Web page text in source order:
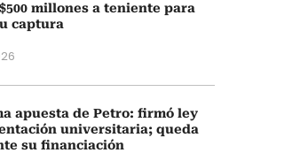
millones a teniente para
captura
apuesta de Petro: firmó ley
universitaria; queda
su financiación